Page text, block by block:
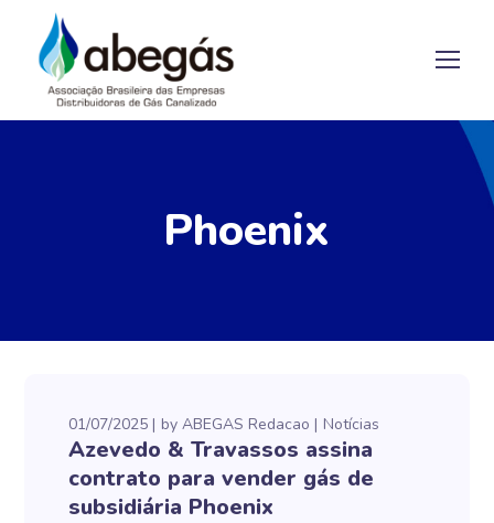
Phoenix
01/07/2025 byABEGAS Redacao Notícias
Azevedo & Travassos assina
contrato para vender gás de
subsidiária Phoenix